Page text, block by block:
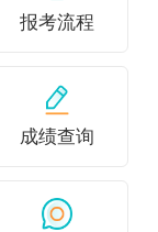
报考流程
成绩查询